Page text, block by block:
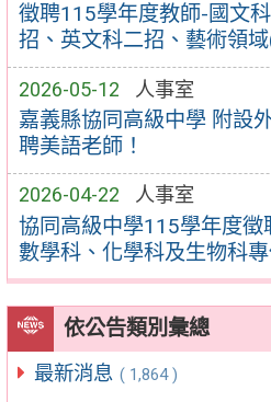
徵聘115學年度教師-國文
招、英文科二招、藝術領
2026-05-12 人事室
嘉義縣協同高級中學 附設
聘美語老師！
2026-04-22 人事室
協同高級中學115學年度徵
數學科、化學科及生物科專
依公告類別彙總
最新消息 ( 1,864 )